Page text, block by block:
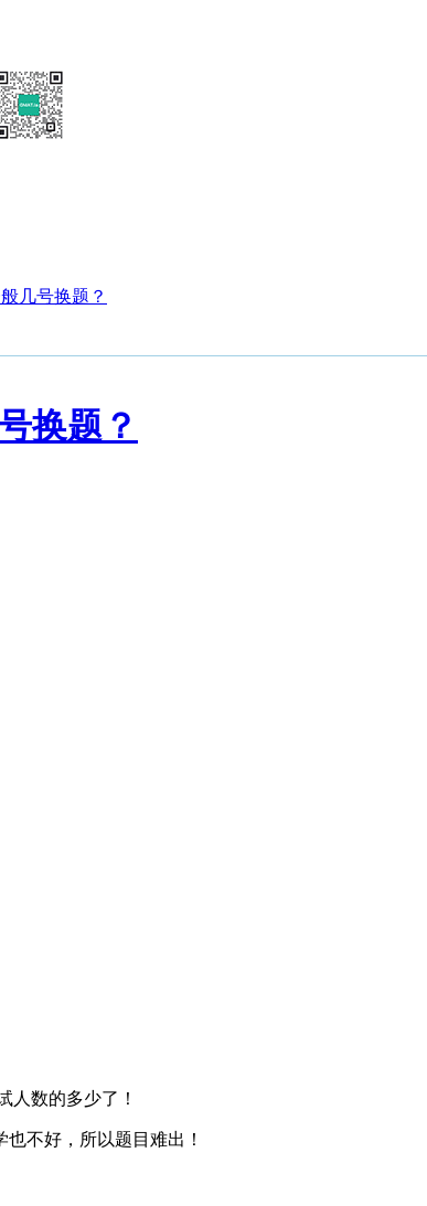
几号换题？
换题？
人数的多少了！
不好，所以题目难出！